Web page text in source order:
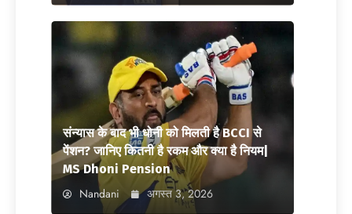
संन्यास के बाद भी धोनी को मिलती है BCCI से
पेंशन? जानिए कितनी है रकम और क्या है नियम|
MS Dhoni Pension
Nandani अगस्त 3, 2026